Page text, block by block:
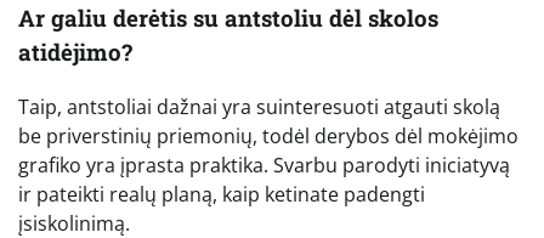
Ar galiu derėtis su antstoliu dėl skolos
atidėjimo?
Taip, antstoliai dažnai yra suinteresuoti atgauti skolą
be priverstinių priemonių, todėl derybos dėl mokėjimo
grafiko yra įprasta praktika. Svarbu parodyti iniciatyvą
ir pateikti realų planą, kaip ketinate padengti
įsiskolinimą.